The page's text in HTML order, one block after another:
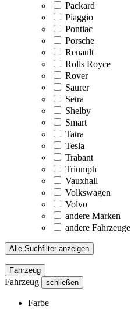
Packard
Piaggio
Pontiac
Porsche
Renault
Rolls Royce
Rover
Saurer
Setra
Shelby
Smart
Tatra
Tesla
Trabant
Triumph
Vauxhall
Volkswagen
Volvo
andere Marken
andere Fahrzeuge
Alle Suchfilter anzeigen
Fahrzeug
Fahrzeug schließen
Farbe